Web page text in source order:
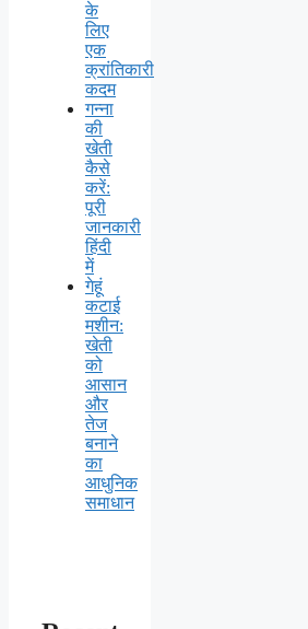
के
लिए
एक
क्रांतिकारी
कदम
गन्ना
की
खेती
कैसे
करें:
पूरी
जानकारी
हिंदी
में
गेहूं
कटाई
मशीन:
खेती
को
आसान
और
तेज
बनाने
का
आधुनिक
समाधान